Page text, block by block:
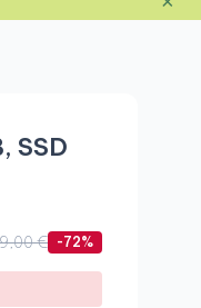
SSD
€ -72%